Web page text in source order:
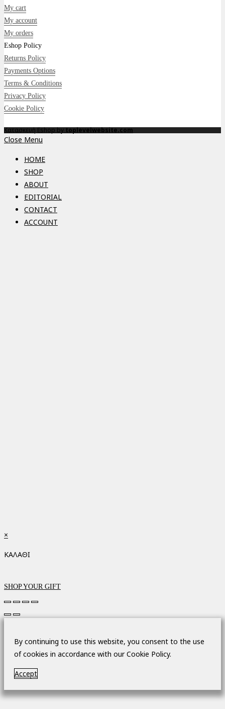
My cart
My account
My orders
Eshop Policy
Returns Policy
Payments Options
Terms & Conditions
Privacy Policy
Cookie Policy
Κατασκευή Eshop bytoplevelwebsite.com
Close Menu
HOME
SHOP
ABOUT
EDITORIAL
CONTACT
ACCOUNT
×
ΚΑΛΑΘΙ
SHOP YOUR GIFT
By continuing to use this website, you consent to the use
of cookies in accordance with our Cookie Policy.
Accept